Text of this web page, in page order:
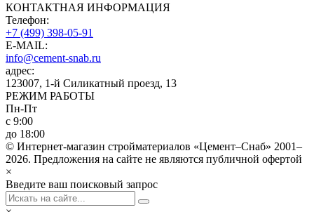
КОНТАКТНАЯ ИНФОРМАЦИЯ
Телефон:
+7 (499) 398-05-91
E-MAIL:
info@cement-snab.ru
адрес:
123007, 1-й Силикатный проезд, 13
РЕЖИМ РАБОТЫ
Пн-Пт
с 9:00
до 18:00
© Интернет-магазин стройматериалов «Цемент–Снаб» 2001–
2026. Предложения на сайте не являются публичной офертой
×
Введите ваш поисковый запрос